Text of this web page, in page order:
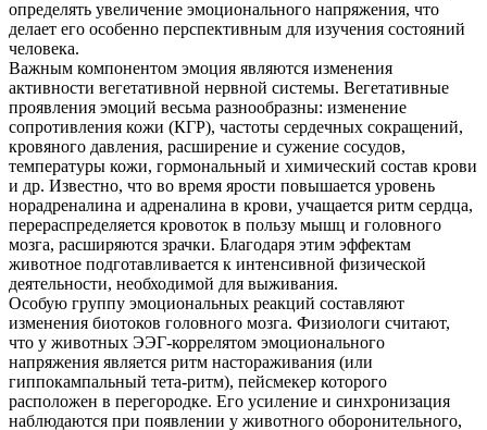
определять увеличение эмоционального напряжения, что
делает его особенно перспективным для изучения состояний
человека.
Важным компонентом эмоция являются изменения
активности вегетативной нервной системы. Вегетативные
проявления эмоций весьма разнообразны: изменение
сопротивления кожи (КГР), частоты сердечных сокращений,
кровяного давления, расширение и сужение сосудов,
температуры кожи, гормональный и химический состав крови
и др. Известно, что во время ярости повышается уровень
норадреналина и адреналина в крови, учащается ритм сердца,
перераспределяется кровоток в пользу мышц и головного
мозга, расширяются зрачки. Благодаря этим эффектам
животное подготавливается к интенсивной физической
деятельности, необходимой для выживания.
Особую группу эмоциональных реакций составляют
изменения биотоков головного мозга. Физиологи считают,
что у животных ЭЭГ-коррелятом эмоционального
напряжения является ритм настораживания (или
гиппокампальный тета-ритм), пейсмекер которого
расположен в перегородке. Его усиление и синхронизация
наблюдаются при появлении у животного оборонительного,